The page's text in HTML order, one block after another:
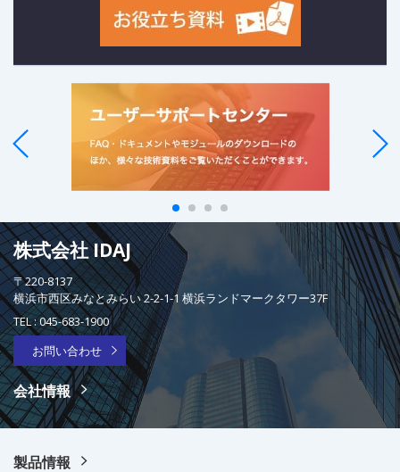
株式会社 IDAJ
〒220-8137
横浜市西区みなとみらい 2-2-1-1 横浜ランドマークタワー37F
TEL :045-683-1900
お問い合わせ
会社情報
製品情報